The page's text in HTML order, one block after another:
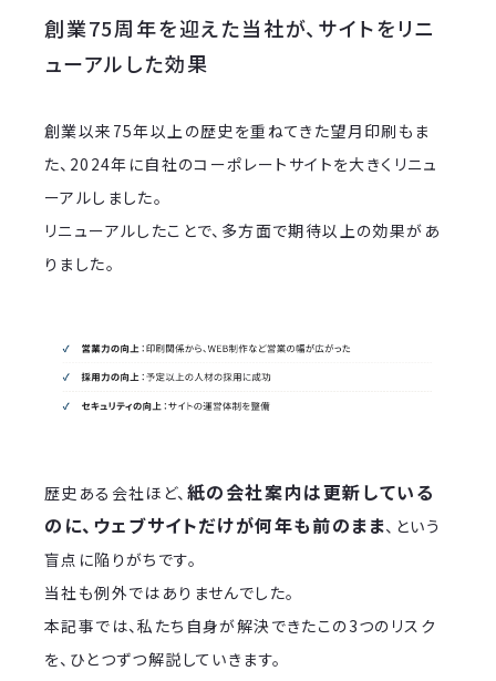
創業75周年を迎えた当社が、サイトをリニ
ューアルした効果
創業以来75年以上の歴史を重ねてきた望月印刷もま
た、2024年に自社のコーポレートサイトを大きくリニュ
ーアルしました。
リニューアルしたことで、多方面で期待以上の効果があ
りました。
歴史ある会社ほど、 紙の会社案内は更新している
のに、ウェブサイトだけが何年も前のまま、という
盲点に陥りがちです。
当社も例外ではありませんでした。
本記事では、私たち自身が解決できたこの3つのリスク
を、ひとつずつ解説していきます。